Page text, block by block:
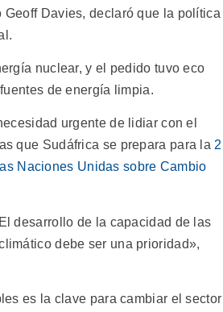
Davies, declaró que la política
nuclear, y el pedido tuvo eco
de energía limpia.
urgente de lidiar con el
que Sudáfrica se prepara para la
Naciones Unidas sobre Cambio
desarrollo de la capacidad de las
debe ser una prioridad»,
es la clave para cambiar el sector